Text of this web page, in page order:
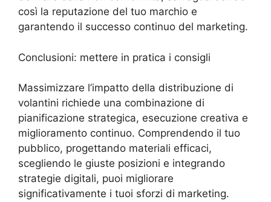
così la reputazione del tuo marchio e
garantendo il successo continuo del marketing.
Conclusioni: mettere in pratica i consigli
Massimizzare l’impatto della distribuzione di
volantini richiede una combinazione di
pianificazione strategica, esecuzione creativa e
miglioramento continuo. Comprendendo il tuo
pubblico, progettando materiali efficaci,
scegliendo le giuste posizioni e integrando
strategie digitali, puoi migliorare
significativamente i tuoi sforzi di marketing.